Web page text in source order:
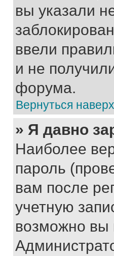
вы указали
ввели
и не
форума.
Вернуться наверх
» Я давно
Наиболее
пароль
вам после
учетную
возможно вы